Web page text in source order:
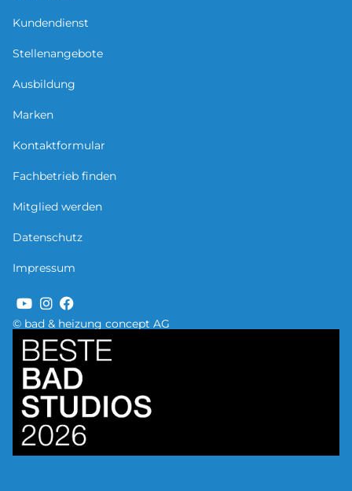
© bad & heizung concept AG
Kundendienst
Stellenangebote
Ausbildung
Marken
Kontaktformular
Fachbetrieb finden
Mitglied werden
Datenschutz
Impressum